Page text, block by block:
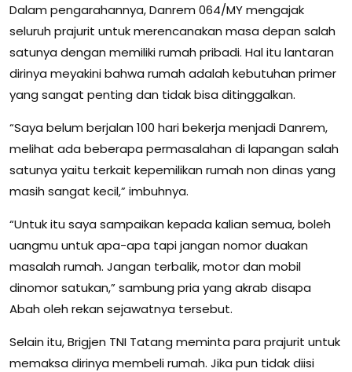
Dalam pengarahannya, Danrem 064/MY mengajak
seluruh prajurit untuk merencanakan masa depan salah
satunya dengan memiliki rumah pribadi. Hal itu lantaran
dirinya meyakini bahwa rumah adalah kebutuhan primer
yang sangat penting dan tidak bisa ditinggalkan.
“Saya belum berjalan 100 hari bekerja menjadi Danrem,
melihat ada beberapa permasalahan di lapangan salah
satunya yaitu terkait kepemilikan rumah non dinas yang
masih sangat kecil,” imbuhnya.
“Untuk itu saya sampaikan kepada kalian semua, boleh
uangmu untuk apa-apa tapi jangan nomor duakan
masalah rumah. Jangan terbalik, motor dan mobil
dinomor satukan,” sambung pria yang akrab disapa
Abah oleh rekan sejawatnya tersebut.
Selain itu, Brigjen TNI Tatang meminta para prajurit untuk
memaksa dirinya membeli rumah. Jika pun tidak diisi